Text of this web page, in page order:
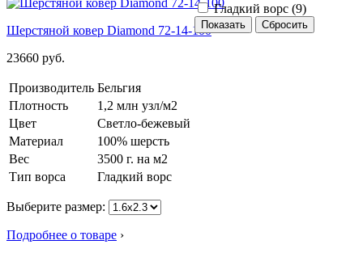
Гладкий ворс (9)
Шерстяной ковер Diamond 72-14-100
23660 руб.
Производитель Бельгия
Плотность
1,2 млн узл/м2
Цвет
Светло-бежевый
Материал
100% шерсть
Вес
3500 г. на м2
Тип ворса
Гладкий ворс
Выберите размер:
Подробнее о товаре ›